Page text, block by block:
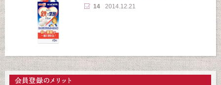
14 2014.12.21